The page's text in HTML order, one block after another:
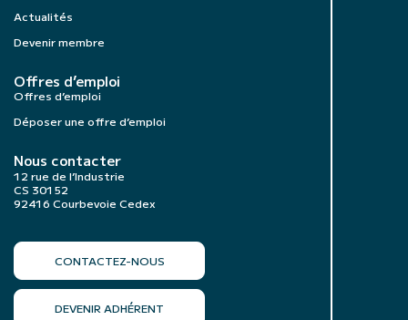
Actualités
Devenir membre
Offres d’emploi
Offres d’emploi
Déposer une offre d’emploi
Nous contacter
12 rue de l’Industrie
CS 30152
92416 Courbevoie Cedex
CONTACTEZ-NOUS
DEVENIR ADHÉRENT